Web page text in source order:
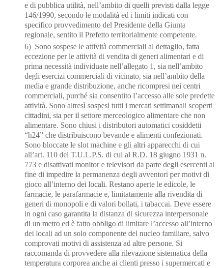
e di pubblica utilità, nell’ambito di quelli previsti dalla legge
146/1990, secondo le modalità ed i limiti indicati con
specifico provvedimento del Presidente della Giunta
regionale, sentito il Prefetto territorialmente competente.
6) Sono sospese le attività commerciali al dettaglio, fatta
eccezione per le attività di vendita di generi alimentari e di
prima necessità individuate nell’allegato 1, sia nell’ambito
degli esercizi commerciali di vicinato, sia nell’ambito della
media e grande distribuzione, anche ricompresi nei centri
commerciali, purché sia consentito l’accesso alle sole predette
attività. Sono altresì sospesi tutti i mercati settimanali scoperti
cittadini, sia per il settore merceologico alimentare che non
alimentare. Sono chiusi i distributori automatici cosiddetti
“h24” che distribuiscono bevande e alimenti confezionati.
Sono bloccate le slot machine e gli altri apparecchi di cui
all’art. 110 del T.U.L.P.S. di cui al R.D. 18 giugno 1931 n.
773 e disattivati monitor e televisori da parte degli esercenti al
fine di impedire la permanenza degli avventori per motivi di
gioco all’interno dei locali. Restano aperte le edicole, le
farmacie, le parafarmacie e, limitatamente alla rivendita di
generi di monopoli e di valori bollati, i tabaccai. Deve essere
in ogni caso garantita la distanza di sicurezza interpersonale
di un metro ed è fatto obbligo di limitare l’accesso all’interno
dei locali ad un solo componente del nucleo familiare, salvo
comprovati motivi di assistenza ad altre persone. Si
raccomanda di provvedere alla rilevazione sistematica della
temperatura corporea anche ai clienti presso i supermercati e